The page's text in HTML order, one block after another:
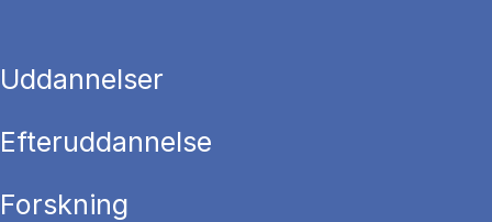
Uddannelser
Efteruddannelse
Forskning